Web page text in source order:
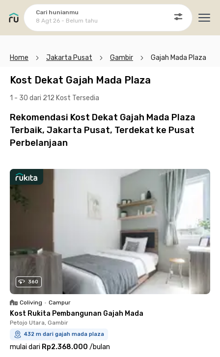
Cari hunianmu
8 Agt 26 - Belum tahu
Home Jakarta Pusat Gambir Gajah Mada Plaza
Kost Dekat Gajah Mada Plaza
1 - 30 dari 212 Kost Tersedia
Rekomendasi Kost Dekat Gajah Mada Plaza
Terbaik, Jakarta Pusat, Terdekat ke Pusat
Perbelanjaan
360
Coliving • Campur
Kost Rukita Pembangunan Gajah Mada
Petojo Utara, Gambir
432 m dari gajah mada plaza
mulai dari Rp2.368.000 /bulan